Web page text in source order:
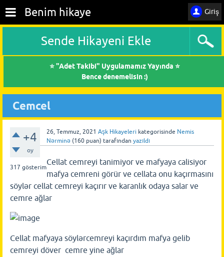
Giriş
Benim hikaye
Sende Hikayeni Ekle
⭐ "Adet Takibi" Uygulamamız Yayında ⭐
Bence denemelisin :)
Cemcel
+4
oy
317 gösterim
26, Temmuz, 2021 Aşk Hikayeleri kategorisinde Nemis
Nərminə (160 puan) tarafından yazıldı
Cellat cemreyi tanimiyor ve mafyaya calisiyor
mafya cemreni görür ve cellata onu kaçırmasını
söylər cellat cemreyi kaçırır ve karanlık odaya salar ve
cemre ağlar
Cellat mafyaya söylərcemreyi kaçırdım mafya gelib
cemreyi döver cemre yine ağlar